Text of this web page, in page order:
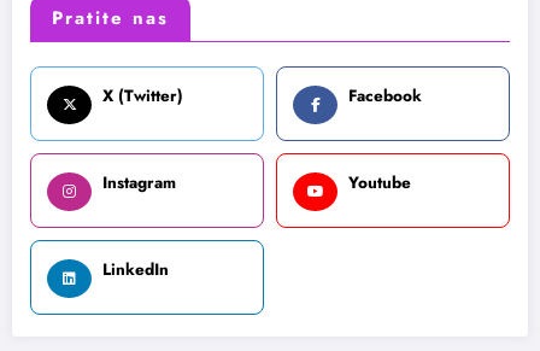
Pratite nas
X (Twitter) Facebook
Instagram Youtube
LinkedIn